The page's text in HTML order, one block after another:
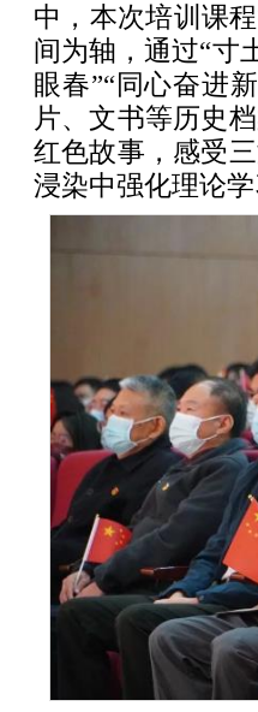
中，本次培训课
间为轴，通过“寸
眼春”“同心奋进
片、文书等历史
红色故事，感受
浸染中强化理论学